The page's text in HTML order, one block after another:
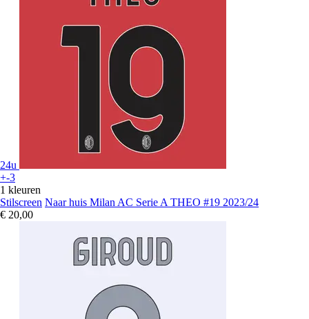
24u
+-3
1 kleuren
Stilscreen Naar huis Milan AC Serie A THEO #19 2023/24
€ 20,00